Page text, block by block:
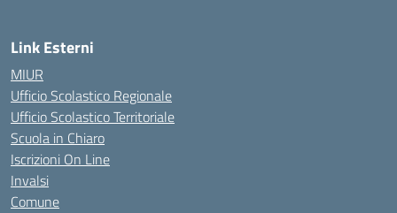
Link Esterni
MIUR
Ufficio Scolastico Regionale
Ufficio Scolastico Territoriale
Scuola in Chiaro
Iscrizioni On Line
Invalsi
Comune